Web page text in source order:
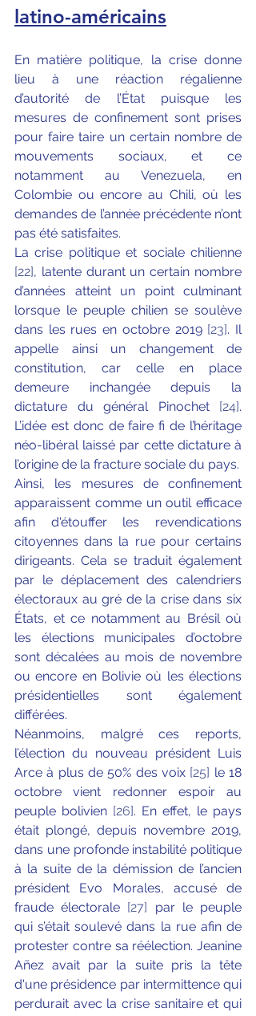
latino-américains
En matière politique, la crise donne
lieu à une réaction régalienne
d’autorité de l’État puisque les
mesures de confinement sont prises
pour faire taire un certain nombre de
mouvements sociaux, et ce
notamment au Venezuela, en
Colombie ou encore au Chili, où les
demandes de l’année précédente n’ont
pas été satisfaites.
[22], latente durant un certain nombre
d’années atteint un point culminant
lorsque le peuple chilien se soulève
dans les rues en octobre 2019 [23]. Il
appelle ainsi un changement de
constitution, car celle en place
demeure inchangée depuis la
dictature du général Pinochet [24].
L’idée est donc de faire fi de l’héritage
néo-libéral laissé par cette dictature à
Ainsi, les mesures de confinement
apparaissent comme un outil efficace
afin d'étouffer les revendications
citoyennes dans la rue pour certains
dirigeants. Cela se traduit également
par le déplacement des calendriers
électoraux au gré de la crise dans six
États, et ce notamment au Brésil où
les élections municipales d’octobre
sont décalées au mois de novembre
ou encore en Bolivie où les élections
présidentielles sont également
différées.
Néanmoins, malgré ces reports,
l’élection du nouveau président Luis
Arce à plus de 50% des voix [25] le 18
octobre vient redonner espoir au
peuple bolivien [26]. En effet, le pays
était plongé, depuis novembre 2019,
dans une profonde instabilité politique
à la suite de la démission de l’ancien
président Evo Morales, accusé de
fraude électorale [27] par le peuple
qui s’était soulevé dans la rue afin de
protester contre sa réélection. Jeanine
Añez avait par la suite pris la tête
d'une présidence par intermittence qui
perdurait avec la crise sanitaire et qui